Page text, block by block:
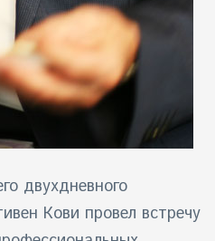
двухдневного
Кови провел встречу